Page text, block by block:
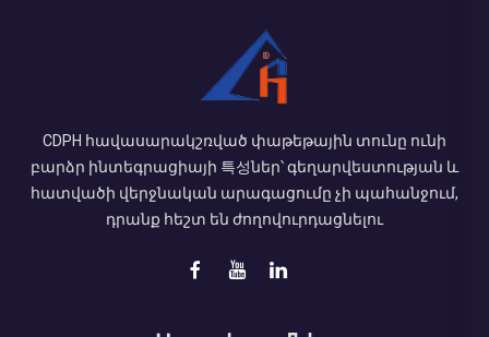
CDPH հավասարակշռված փաթեթային տունը ունի
բարձր ինտեգրացիայի 특성ներ՝ գեղարվեստության և
հատվածի վերջնական արագացումը չի պահանջում,
դրանք հեշտ են ժողովուրդացնելու